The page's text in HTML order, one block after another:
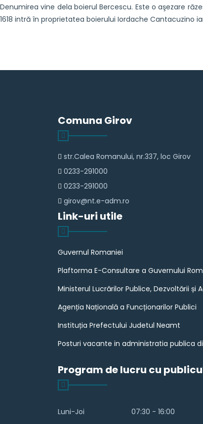
Denumirea vine dela boierul Bercescu. Este o aşezare
1618 intră în proprietatea boierului Iordache Cantacuzino
Comuna Girov
str.Calea Romanului, nr.337, loc Girov
0233-291000
0233-291000
girov@nt.e-adm.ro
Link-uri utile
Guvernul Romaniei
Plaftorma E-Consultare a Guvernului
Ministerul Lucrărilor Publice, Dezvoltării și
Agenția Națională a Funcționarilor Publici
Instituția Prefectului Judetul Neamt
Posturi vacante in administratia publica
Program de lucru cu
Luni-Joi 07:30 - 16:00